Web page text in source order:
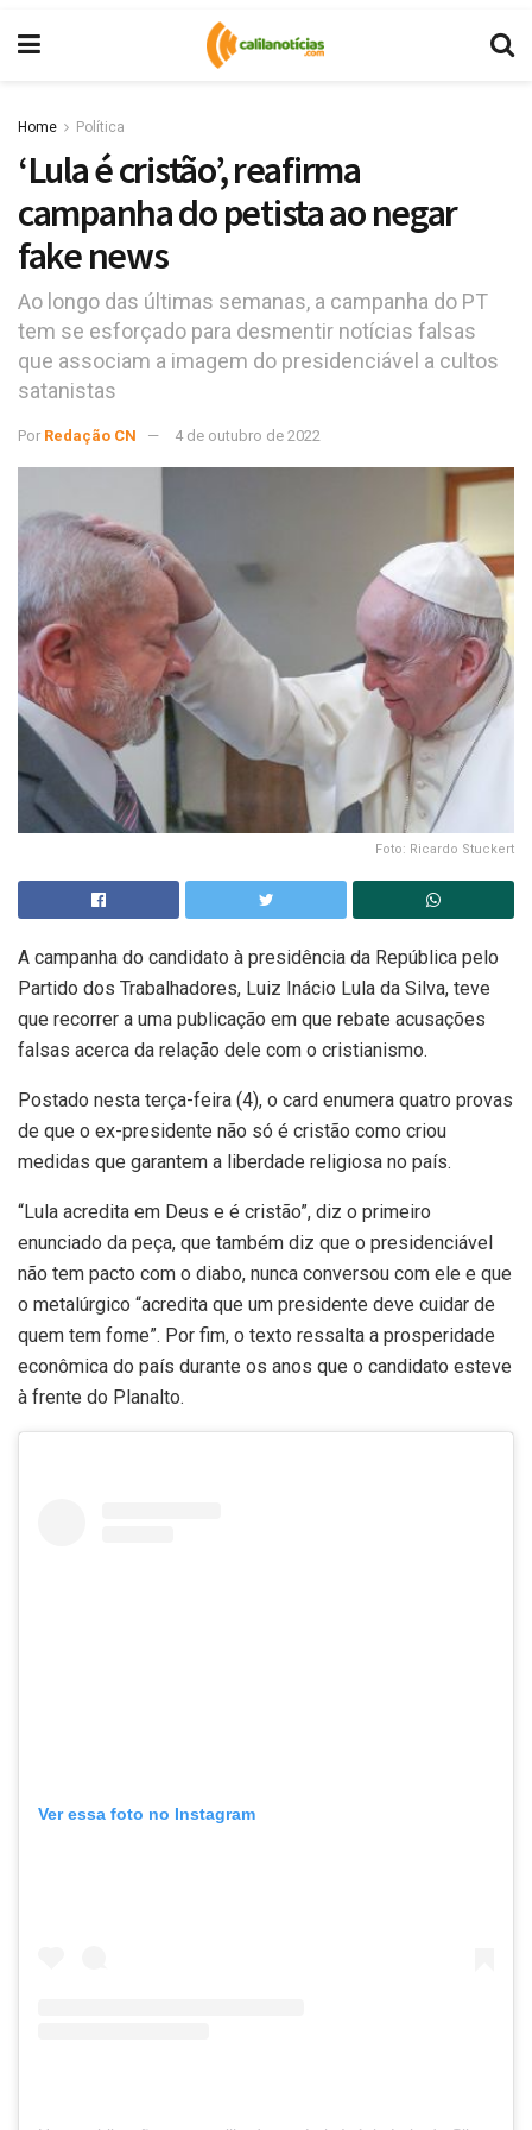
Home Política
‘Lula é cristão’, reafirma
campanha do petista ao negar
fake news
Ao longo das últimas semanas, a campanha do PT
tem se esforçado para desmentir notícias falsas
que associam a imagem do presidenciável a cultos
satanistas
Por Redação CN 4 de outubro de 2022
Foto: Ricardo Stuckert
A campanha do candidato à presidência da República pelo
Partido dos Trabalhadores, Luiz Inácio Lula da Silva, teve
que recorrer a uma publicação em que rebate acusações
falsas acerca da relação dele com o cristianismo.
Postado nesta terça-feira (4), o card enumera quatro provas
de que o ex-presidente não só é cristão como criou
medidas que garantem a liberdade religiosa no país.
“Lula acredita em Deus e é cristão”, diz o primeiro
enunciado da peça, que também diz que o presidenciável
não tem pacto com o diabo, nunca conversou com ele e que
o metalúrgico “acredita que um presidente deve cuidar de
quem tem fome”. Por fim, o texto ressalta a prosperidade
econômica do país durante os anos que o candidato esteve
à frente do Planalto.
Ver essa foto no Instagram